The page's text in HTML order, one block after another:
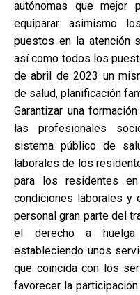
autónomas que mejor
equiparar asimismo
puestos en la atención
así como todos los
de abril de 2023 un
de salud, planificación
Garantizar una
las profesionales
sistema público de
laborales de los
para los residentes
condiciones laborales y
personal gran parte del
el derecho a
estableciendo unos
que coincida con los
favorecer la